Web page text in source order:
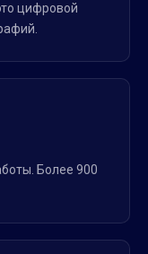
цифровой
Более 900